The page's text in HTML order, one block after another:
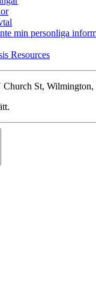
min personliga
Resources
St,